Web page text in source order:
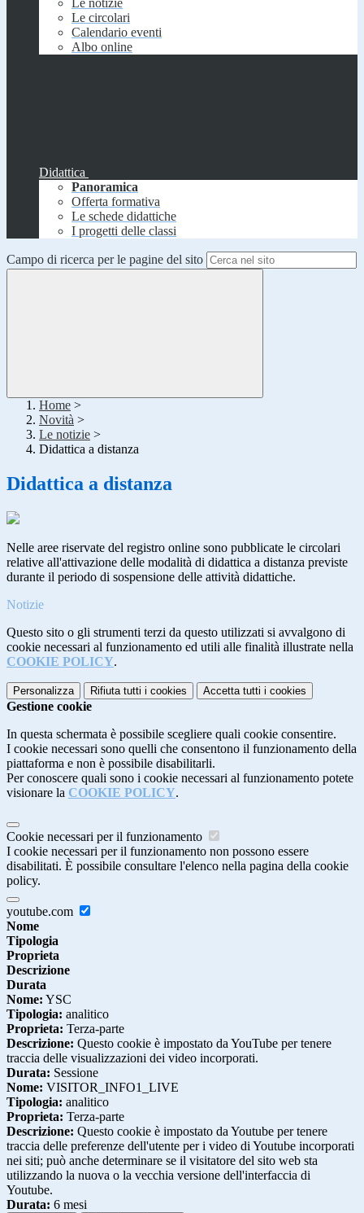
Le notizie
Le circolari
Calendario eventi
Albo online
Didattica
Panoramica
Offerta formativa
Le schede didattiche
I progetti delle classi
Campo di ricerca per le pagine del sito
Home >
Novità >
Le notizie >
Didattica a distanza
Didattica a distanza
Nelle aree riservate del registro online sono pubblicate le circolari
relative all'attivazione delle modalità di didattica a distanza previste
durante il periodo di sospensione delle attività didattiche.
Notizie
Questo sito o gli strumenti terzi da questo utilizzati si avvalgono di
cookie necessari al funzionamento ed utili alle finalità illustrate nella
COOKIE POLICY.
Personalizza Rifiuta tutti i cookies Accetta tutti i cookies
Gestione cookie
In questa schermata è possibile scegliere quali cookie consentire.
I cookie necessari sono quelli che consentono il funzionamento della
piattaforma e non è possibile disabilitarli.
Per conoscere quali sono i cookie necessari al funzionamento potete
visionare la COOKIE POLICY.
Cookie necessari per il funzionamento
I cookie necessari per il funzionamento non possono essere
disabilitati. È possibile consultare l'elenco nella pagina della cookie
policy.
youtube.com
Nome
Tipologia
Proprieta
Descrizione
Durata
Nome: YSC
Tipologia: analitico
Proprieta: Terza-parte
Descrizione: Questo cookie è impostato da YouTube per tenere
traccia delle visualizzazioni dei video incorporati.
Durata: Sessione
Nome: VISITOR_INFO1_LIVE
Tipologia: analitico
Proprieta: Terza-parte
Descrizione: Questo cookie è impostato da Youtube per tenere
traccia delle preferenze dell'utente per i video di Youtube incorporati
nei siti; può anche determinare se il visitatore del sito web sta
utilizzando la nuova o la vecchia versione dell'interfaccia di
Youtube.
Durata: 6 mesi